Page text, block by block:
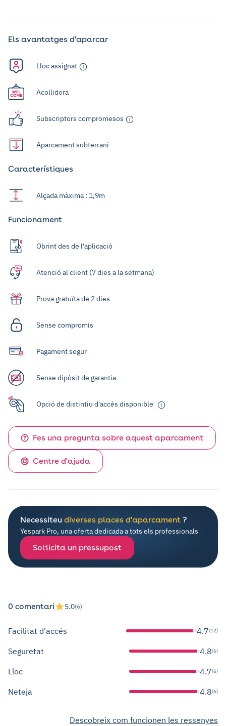
Els avantatges d'aparcar
Lloc assignat
Acollidora
Subscriptors compromesos
Aparcament subterrani
Característiques
Alçada màxima : 1,9m
Funcionament
Obrint des de l'aplicació
Atenció al client (7 dies a la setmana)
Prova gratuïta de 2 dies
Sense compromís
Pagament segur
Sense dipòsit de garantia
Opció de distintiu d'accés disponible
Fes una pregunta sobre aquest aparcament
Centre d'ajuda
Necessiteu diverses places d'aparcament ?
Yespark Pro, una oferta dedicada a tots els professionals
Sol·licita un pressupost
0 comentari 5.0(6)
Facilitat d'accés 4.7(12)
Seguretat 4.8(6)
Lloc 4.7(6)
Neteja 4.8(6)
Descobreix com funcionen les ressenyes